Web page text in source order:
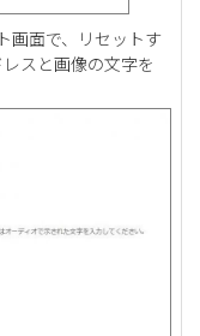
画面で、リセットす
スと画像の文字を